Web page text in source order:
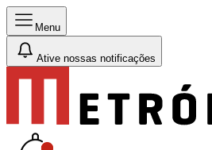
Menu
Ative nossas notificações